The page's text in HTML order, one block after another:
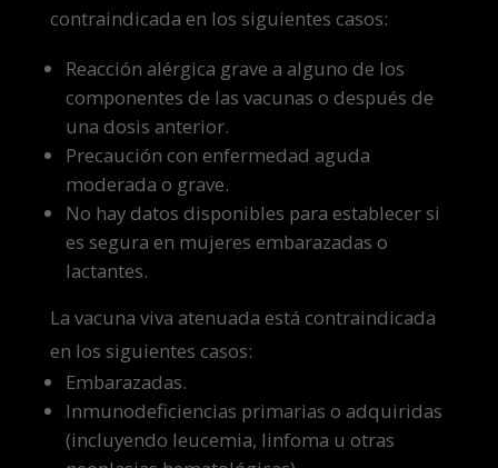
contraindicada en los siguientes casos:
Reacción alérgica grave a alguno de los
componentes de las vacunas o después de
una dosis anterior.
Precaución con enfermedad aguda
moderada o grave.
No hay datos disponibles para establecer si
es segura en mujeres embarazadas o
lactantes.
La vacuna viva atenuada está contraindicada
en los siguientes casos:
Embarazadas.
Inmunodeficiencias primarias o adquiridas
(incluyendo leucemia, linfoma u otras